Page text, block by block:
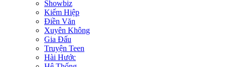
Showbiz
Kiếm Hiệp
Điền Văn
Xuyên Không
Gia Đấu
Truyện Teen
Hài Hước